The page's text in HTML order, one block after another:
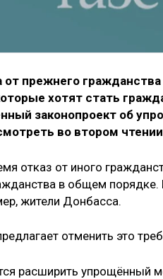
от прежнего
хотят стать
законопроект об
во втором
отказ от иного
в общем
жители Донбасса.
отменить это
расширить упрощённый